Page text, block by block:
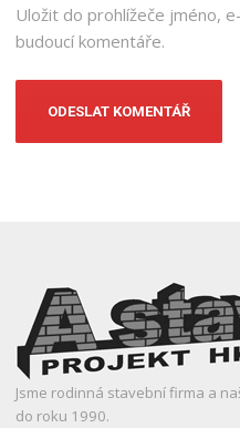
Uložit do prohlížeče jméno,
budoucí komentáře.
Jsme rodinná stavební firma a
do roku 1990.